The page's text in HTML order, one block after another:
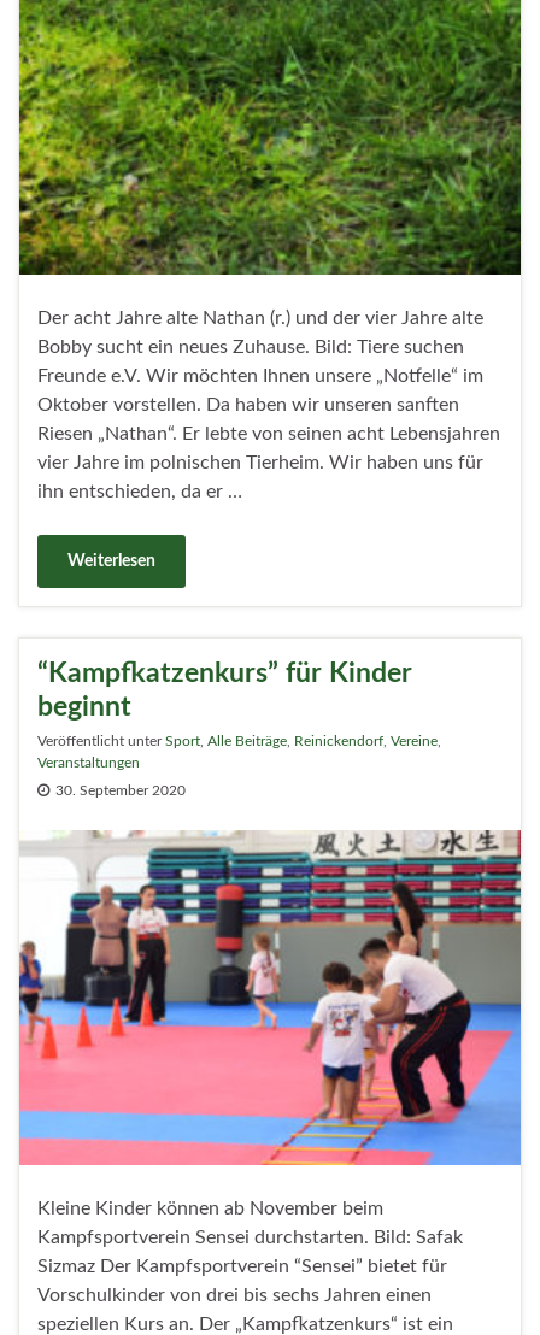
Der acht Jahre alte Nathan (r.) und der vier Jahre alte
Bobby sucht ein neues Zuhause. Bild: Tiere suchen
Freunde e.V. Wir möchten Ihnen unsere „Notfelle“ im
Oktober vorstellen. Da haben wir unseren sanften
Riesen „Nathan“. Er lebte von seinen acht Lebensjahren
vier Jahre im polnischen Tierheim. Wir haben uns für
ihn entschieden, da er …
Weiterlesen
“Kampfkatzenkurs” für Kinder
beginnt
Veröffentlicht unterSport Alle Beiträge Reinickendorf Vereine
Veranstaltungen
30. September 2020
Kleine Kinder können ab November beim
Kampfsportverein Sensei durchstarten. Bild: Safak
Sizmaz Der Kampfsportverein “Sensei” bietet für
Vorschulkinder von drei bis sechs Jahren einen
speziellen Kurs an. Der „Kampfkatzenkurs“ ist ein